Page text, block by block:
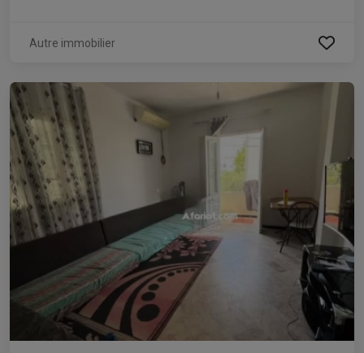
Autre immobilier